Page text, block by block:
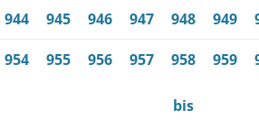
944 945 946 947 948 949
954 955 956 957 958
bis
959